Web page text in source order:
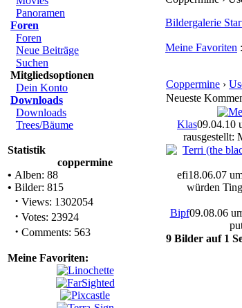
Panoramen
Foren
Foren
Neue Beiträge
Suchen
Mitgliedsoptionen
Dein Konto
Downloads
Downloads
Trees/Bäume
Statistik
coppermine
• Alben: 88
• Bilder: 815
· Views: 1302054
· Votes: 23924
· Comments: 563
Meine Favoriten:
Bildergalerie
Meine Favoriten :
Coppermine ›
Neueste
Klas09.04.10
rausgestellt:
efi18.06.07
würden
Bipf09.08.06
9 Bilder auf 1